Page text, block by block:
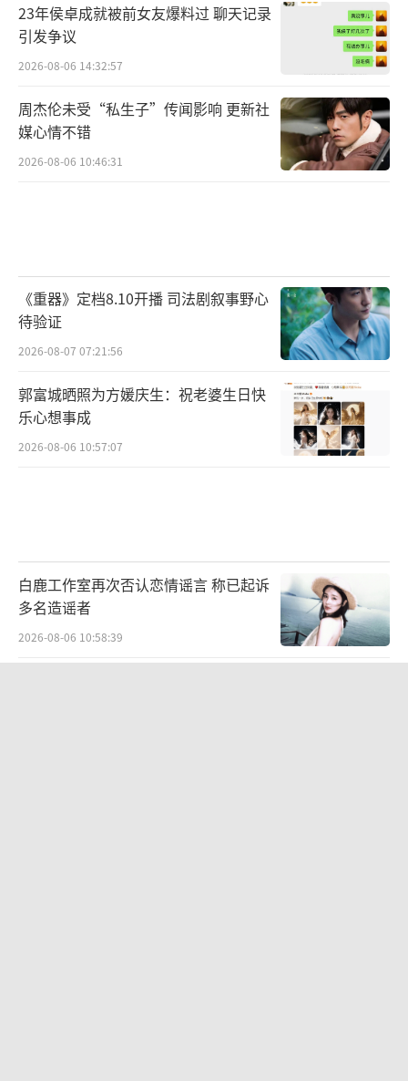
23年侯卓成就被前女友爆料过 聊天记录
引发争议
2026-08-06 14:32:57
周杰伦未受“私生子”传闻影响 更新社
媒心情不错
2026-08-06 10:46:31
《重器》定档8.10开播 司法剧叙事野心
待验证
2026-08-07 07:21:56
郭富城晒照为方媛庆生：祝老婆生日快
乐心想事成
2026-08-06 10:57:07
白鹿工作室再次否认恋情谣言 称已起诉
多名造谣者
2026-08-06 10:58:39